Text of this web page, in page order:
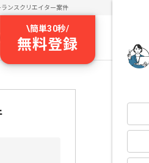
ランスクリエイター案件
\簡単30秒/
無料登録